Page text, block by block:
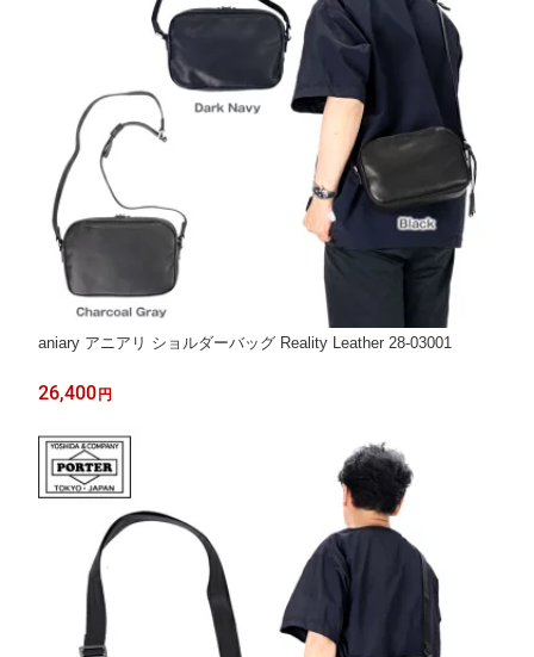
aniary アニアリ ショルダーバッグ Reality Leather 28-03001
26,400 円